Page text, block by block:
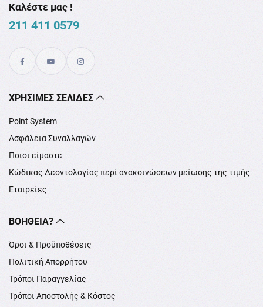
Καλέστε μας !
211 411 0579
XΡΉΣΙΜΕΣ ΣΕΛΊΔΕΣ
Point System
Ασφάλεια Συναλλαγών
Ποιοι είμαστε
Κώδικας Δεοντολογίας περί ανακοινώσεων μείωσης της τιμής
Εταιρείες
ΒΟΉΘΕΙΑ?
Όροι & Προϋποθέσεις
Πολιτική Απορρήτου
Τρόποι Παραγγελίας
Τρόποι Αποστολής & Κόστος